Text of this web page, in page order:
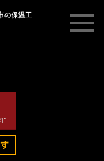
の保温工